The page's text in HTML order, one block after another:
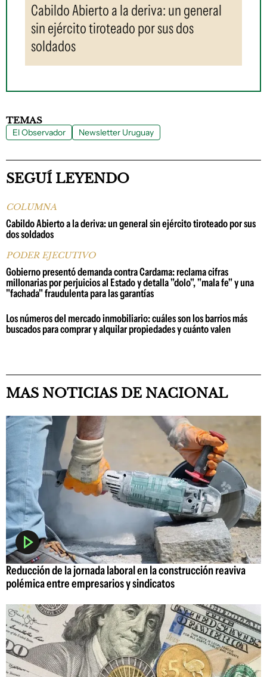
Cabildo Abierto a la deriva: un general
sin ejército tiroteado por sus dos
soldados
TEMAS
El Observador Newsletter Uruguay
SEGUÍ LEYENDO
COLUMNA
Cabildo Abierto a la deriva: un general sin ejército tiroteado por sus
dos soldados
PODER EJECUTIVO
Gobierno presentó demanda contra Cardama: reclama cifras
millonarias por perjuicios al Estado y detalla "dolo", "mala fe" y una
"fachada" fraudulenta para las garantías
Los números del mercado inmobiliario: cuáles son los barrios más
buscados para comprar y alquilar propiedades y cuánto valen
MAS NOTICIAS DE NACIONAL
Reducción de la jornada laboral en la construcción reaviva
polémica entre empresarios y sindicatos